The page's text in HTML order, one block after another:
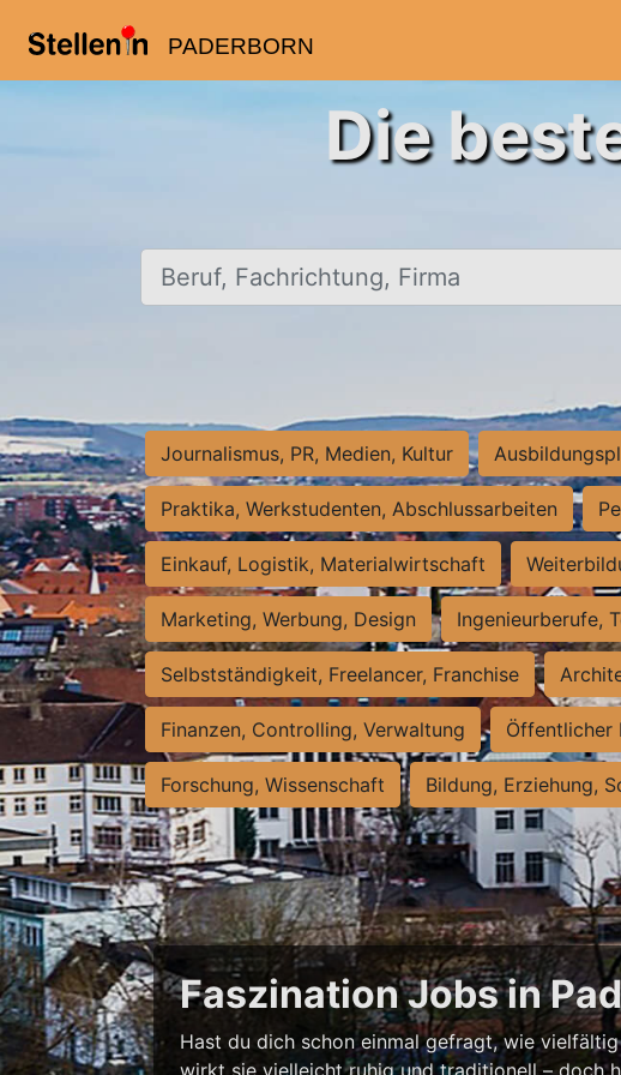
PADERBORN
Die
Beruf, Fachrichtung, Firma
Journalismus, PR, Medien, Kultur
Praktika, Werkstudenten, Abschlussarbeiten
Einkauf, Logistik, Materialwirtschaft
Marketing, Werbung, Design Ingenieurberufe,
Selbstständigkeit, Freelancer, Franchise
Finanzen, Controlling, Verwaltung Öffentlicher
Forschung, Wissenschaft Bildung, Erziehung,
Faszination Jobs in
Hast du dich schon einmal gefragt, wie